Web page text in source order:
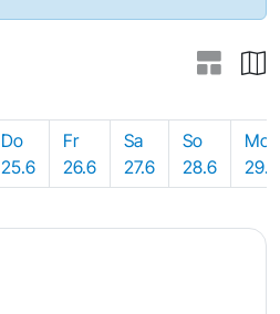
Do
25.6
Fr
26.6
Sa
27.6
So
28.6
Mo
29.6